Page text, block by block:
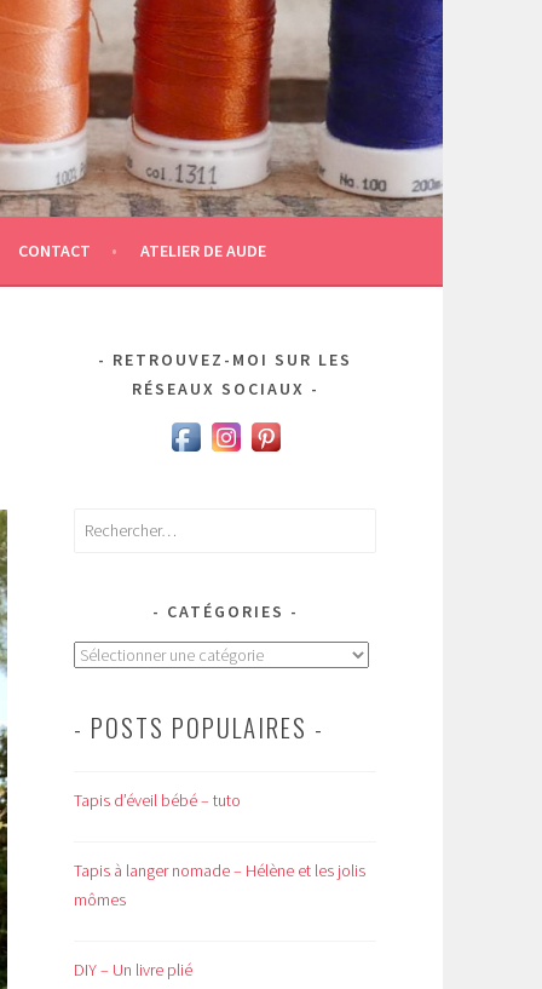
CONTACT ATELIER DE AUDE
RETROUVEZ-MOI SUR LES
RÉSEAUX SOCIAUX
Rechercher :
CATÉGORIES
Catégories
- POSTS POPULAIRES -
Tapis d’éveil bébé – tuto
Tapis à langer nomade – Hélène et les jolis
mômes
DIY – Un livre plié